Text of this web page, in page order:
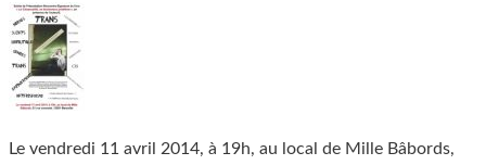
Le vendredi 11 avril 2014, à 19h, au local de Mille Bâbords,